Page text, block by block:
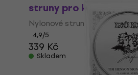
struny pro klasickou
Nylonové struny pro
4,9/5
339 Kč
Skladem